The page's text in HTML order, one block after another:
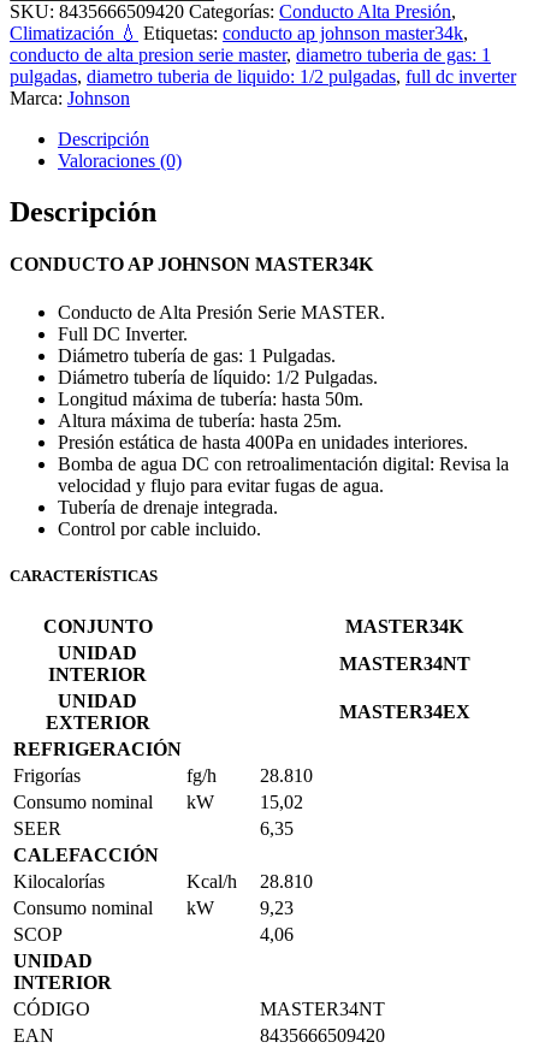
SKU: 8435666509420 Categorías: Conducto Alta Presión,
Climatización 💧 Etiquetas: conducto ap johnson master34k,
conducto de alta presion serie master, diametro tuberia de gas: 1
pulgadas, diametro tuberia de liquido: 1/2 pulgadas, full dc inverter
Marca: Johnson
Descripción
Valoraciones (0)
Descripción
CONDUCTO AP JOHNSON MASTER34K
Conducto de Alta Presión Serie MASTER.
Full DC Inverter.
Diámetro tubería de gas: 1 Pulgadas.
Diámetro tubería de líquido: 1/2 Pulgadas.
Longitud máxima de tubería: hasta 50m.
Altura máxima de tubería: hasta 25m.
Presión estática de hasta 400Pa en unidades interiores.
Bomba de agua DC con retroalimentación digital: Revisa la
velocidad y flujo para evitar fugas de agua.
Tubería de drenaje integrada.
Control por cable incluido.
CARACTERÍSTICAS
CONJUNTO
MASTER34K
UNIDAD
INTERIOR
MASTER34NT
UNIDAD
EXTERIOR
MASTER34EX
REFRIGERACIÓN
Frigorías
fg/h
28.810
Consumo nominal
kW
15,02
SEER
6,35
CALEFACCIÓN
Kilocalorías
Kcal/h
28.810
Consumo nominal
kW
9,23
SCOP
4,06
UNIDAD
INTERIOR
CÓDIGO
MASTER34NT
EAN
8435666509420